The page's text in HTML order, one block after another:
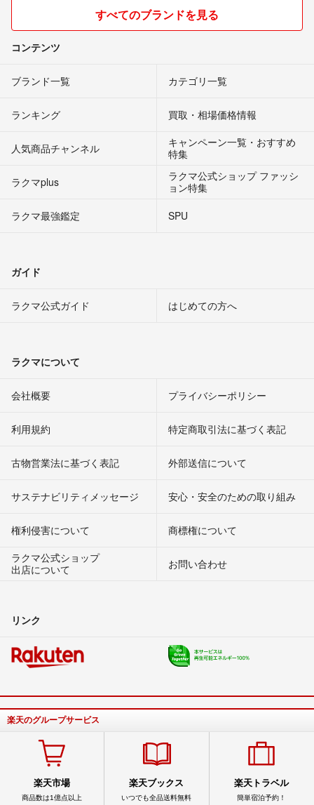
すべてのブランドを見る
コンテンツ
ブランド一覧 カテゴリ一覧
ランキング 買取・相場価格情報
人気商品チャンネル
キャンペーン一覧・おすすめ
特集
ラクマplus
ラクマ公式ショップ ファッシ
ョン特集
ラクマ最強鑑定
SPU
ガイド
ラクマ公式ガイド はじめての方へ
ラクマについて
会社概要 プライバシーポリシー
利用規約 特定商取引法に基づく表記
古物営業法に基づく表記 外部送信について
サステナビリティメッセージ 安心・安全のための取り組み
権利侵害について
商標権について
ラクマ公式ショップ
出店について
お問い合わせ
リンク
楽天のグループサービス
楽天市場
商品数は1億点以上
楽天ブックス
いつでも全品送料無料
楽天トラベル
簡単宿泊予約！